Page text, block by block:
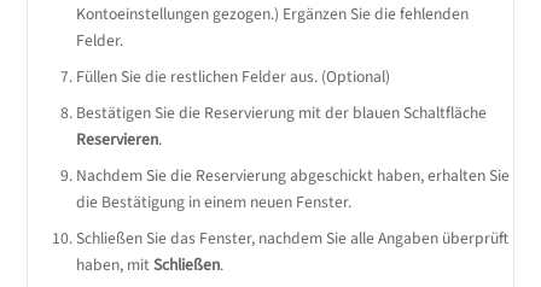
Kontoeinstellungen gezogen.) Ergänzen Sie die fehlenden
Felder.
Füllen Sie die restlichen Felder aus. (Optional)
Bestätigen Sie die Reservierung mit der blauen Schaltfläche
Reservieren.
Nachdem Sie die Reservierung abgeschickt haben, erhalten Sie
die Bestätigung in einem neuen Fenster.
Schließen Sie das Fenster, nachdem Sie alle Angaben überprüft
haben, mitSchließen.